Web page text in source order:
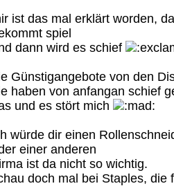
ist das mal erklärt worden,
spiel
dann wird es schief
Günstigangebote von den
haben von anfangan schief
und es stört mich
würde dir einen
einer anderen
ist da nicht so wichtig.
doch mal bei Staples,